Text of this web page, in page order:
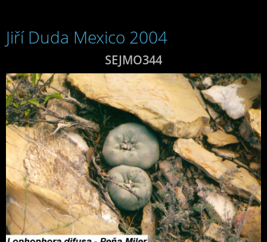
Jiří Duda Mexico 2004
SEJMO344